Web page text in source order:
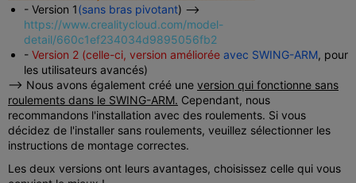
- Version 1(sans bras pivotant) -->
https://www.crealitycloud.com/model-
detail/660c1ef234034d9895056fb2
- Version 2 (celle-ci, version améliorée avec SWING-ARM, pour
les utilisateurs avancés)
--> Nous avons également créé une version qui fonctionne sans
roulements dans le SWING-ARM. Cependant, nous
recommandons l'installation avec des roulements. Si vous
décidez de l'installer sans roulements, veuillez sélectionner les
instructions de montage correctes.
Les deux versions ont leurs avantages, choisissez celle qui vous